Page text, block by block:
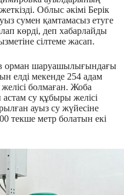
Облыс әкімі Берік
сумен қамтамасыз етуге
көрді, деп хабарлайды
сілтеме жасап.
орман шаруашылығындағы
елді мекенде 254 адам
болмаған. Жоба
су құбыры желісі
ауыз су жүйесіне
текше метр болатын екі